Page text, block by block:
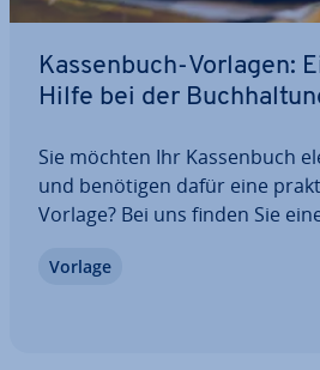
Kas­sen­buch-Vorlagen:
Hilfe bei der
Sie möchten Ihr Kas­sen­buch
und benötigen dafür eine
Vorlage? Bei uns finden Sie
Tabelle. Darüber hinaus
Vorlage